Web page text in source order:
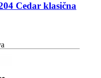
Cedar klasična